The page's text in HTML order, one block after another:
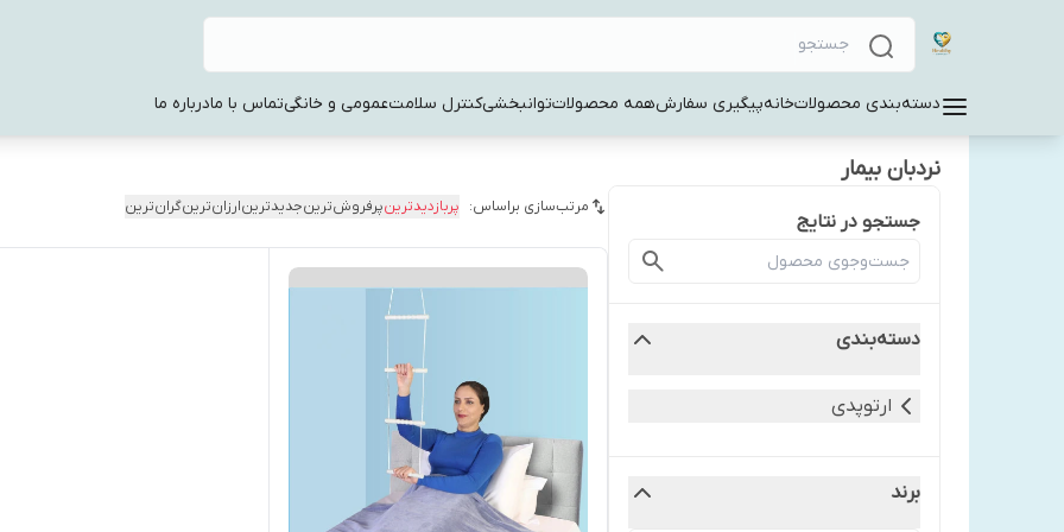
دسته‌بندی محصولاتخانهپیگیری سفارشهمه محصولاتتوانبخشیکنترل سلامتعمومی و خانگیتماس با مادرباره ما
نردبان بیمار
جستجو در نتایج
دسته‌بندی
ارتوپدی
برند
مرتب‌سازی براساس: پربازدیدترینپرفروش‌ترینجدیدترینارزان‌ترینگران‌ترین